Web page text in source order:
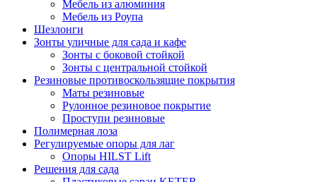
Мебель из алюминия
Мебель из Роупа
Шезлонги
Зонты уличные для сада и кафе
Зонты с боковой стойкой
Зонты с центральной стойкой
Резиновые противоскользящие покрытия
Маты резиновые
Рулонное резиновое покрытие
Проступи резиновые
Полимерная лоза
Регулируемые опоры для лаг
Опоры HILST Lift
Решения для сада